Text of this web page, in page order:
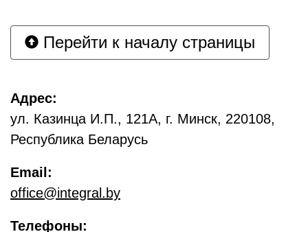
Перейти к началу страницы
Адрес:
ул. Казинца И.П., 121А, г. Минск, 220108,
Республика Беларусь
Email:
office@integral.by
Телефоны: